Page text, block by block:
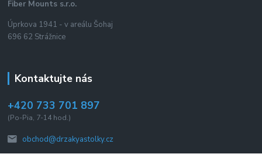
Fiber Mounts s.r.o.
Úprkova 1941 - v areálu Šohaj
696 62 Strážnice
Kontaktujte nás
+420 733 701 897
(Po-Pia, 7-14 hod.)
obchod@drzakyastolky.cz